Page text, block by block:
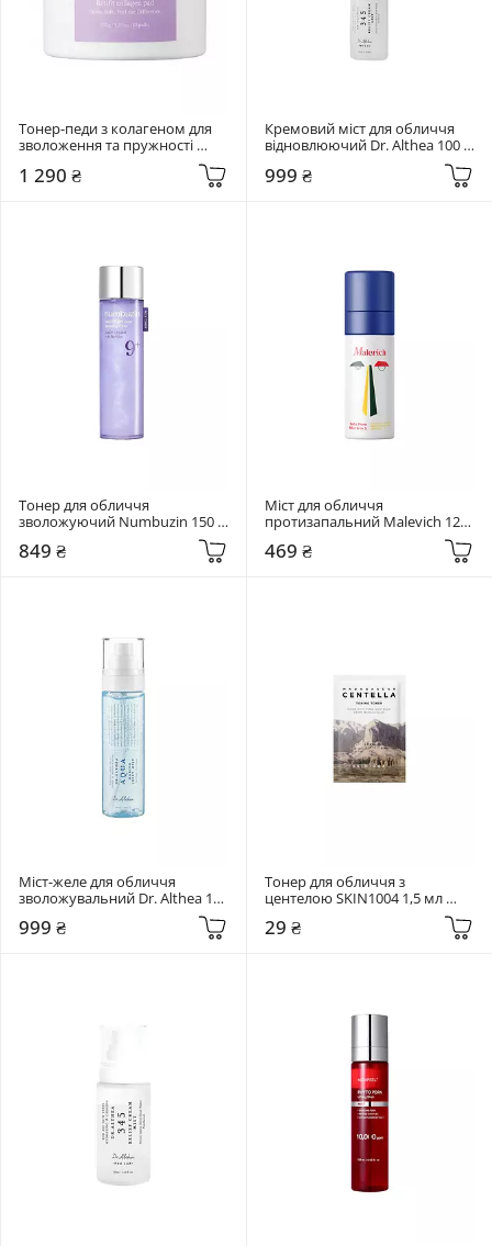
Тонер-педи з колагеном для
зволоження та пружності
Needly 80 шт Retifit Collagen
Pad
1 290 ₴
Кремовий міст для обличчя
відновлюючий Dr. Althea 100
999 ₴
Тонер для обличчя
зволожуючий Numbuzin 150
Boosting Toner
849 ₴
Міст для обличчя
протизапальний Malevich 120
469 ₴
Міст-желе для обличчя
зволожувальний Dr. Althea 100
999 ₴
Тонер для обличчя з
центелою SKIN1004 1,5 мл
Madagascar Centella Toning
Toner
29 ₴